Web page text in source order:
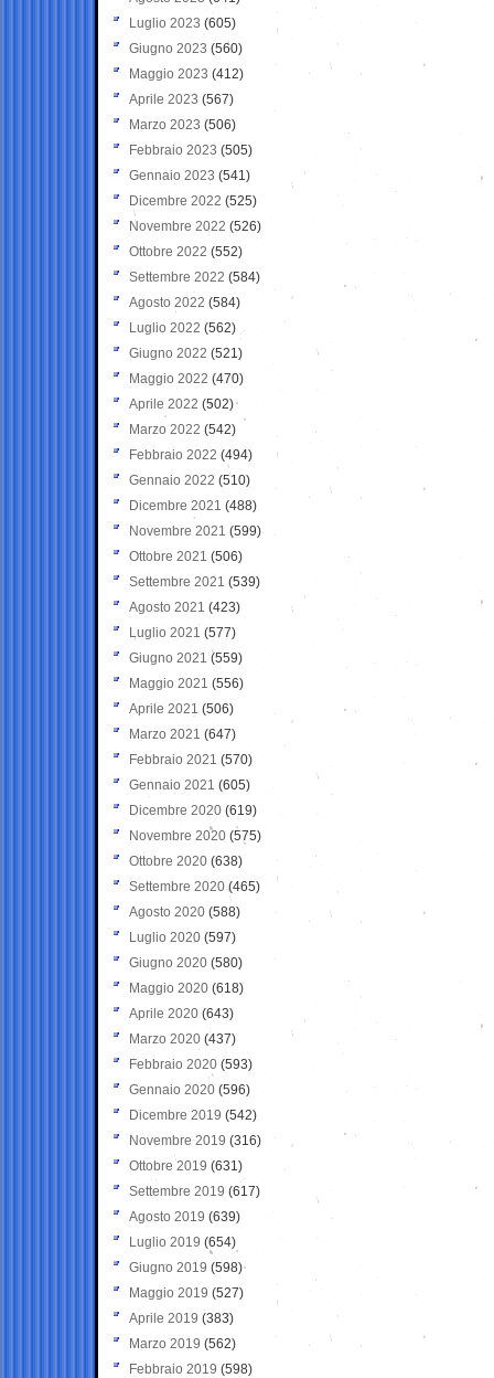
Luglio 2023 (605)
Giugno 2023 (560)
Maggio 2023 (412)
Aprile 2023 (567)
Marzo 2023 (506)
Febbraio 2023 (505)
Gennaio 2023 (541)
Dicembre 2022 (525)
Novembre 2022 (526)
Ottobre 2022 (552)
Settembre 2022 (584)
Agosto 2022 (584)
Luglio 2022 (562)
Giugno 2022 (521)
Maggio 2022 (470)
Aprile 2022 (502)
Marzo 2022 (542)
Febbraio 2022 (494)
Gennaio 2022 (510)
Dicembre 2021 (488)
Novembre 2021 (599)
Ottobre 2021 (506)
Settembre 2021 (539)
Agosto 2021 (423)
Luglio 2021 (577)
Giugno 2021(559)
Maggio 2021 (556)
Aprile 2021 (506)
Marzo 2021 (647)
Febbraio 2021 (570)
Gennaio 2021 (605)
Dicembre 2020 (619)
Novembre 2020 (575)
Ottobre 2020 (638)
Settembre 2020(465)
Agosto 2020 (588)
Luglio 2020 (597)
Giugno 2020 (580)
Maggio 2020 (618)
Aprile 2020 (643)
Marzo 2020 (437)
Febbraio 2020 (593)
Gennaio 2020 (596)
Dicembre 2019 (542)
Novembre 2019 (316)
Ottobre 2019 (631)
Settembre 2019 (617)
Agosto 2019 (639)
Luglio 2019 (654)
Giugno 2019 (598)
Maggio 2019 (527)
Aprile 2019 (383)
Marzo 2019 (562)
Febbraio 2019 (598)